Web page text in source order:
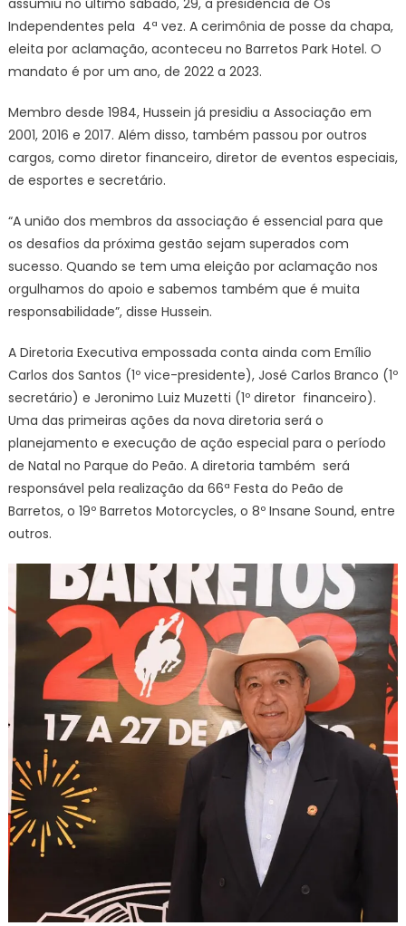
assumiu no último sábado, 29, a presidência de Os
Independentes pela 4ª vez. A cerimônia de posse da chapa,
eleita por aclamação, aconteceu no Barretos Park Hotel. O
mandato é por um ano, de 2022 a 2023.
Membro desde 1984, Hussein já presidiu a Associação em
2001, 2016 e 2017. Além disso, também passou por outros
cargos, como diretor financeiro, diretor de eventos especiais,
de esportes e secretário.
“A união dos membros da associação é essencial para que
os desafios da próxima gestão sejam superados com
sucesso. Quando se tem uma eleição por aclamação nos
orgulhamos do apoio e sabemos também que é muita
responsabilidade”, disse Hussein.
A Diretoria Executiva empossada conta ainda com Emílio
Carlos dos Santos (1º vice-presidente), José Carlos Branco (1º
secretário) e Jeronimo Luiz Muzetti (1º diretor financeiro).
Uma das primeiras ações da nova diretoria será o
planejamento e execução de ação especial para o período
de Natal no Parque do Peão. A diretoria também será
responsável pela realização da 66ª Festa do Peão de
Barretos, o 19º Barretos Motorcycles, o 8º Insane Sound, entre
outros.